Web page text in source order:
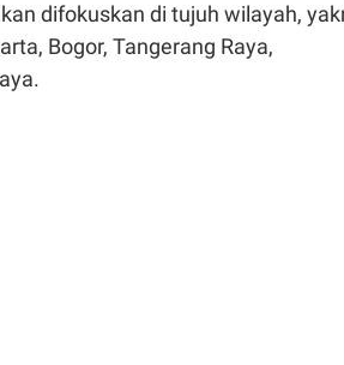
difokuskan di tujuh wilayah,
Bogor, Tangerang Raya,